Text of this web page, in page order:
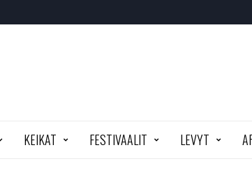
KEIKAT FESTIVAALIT LEVYT